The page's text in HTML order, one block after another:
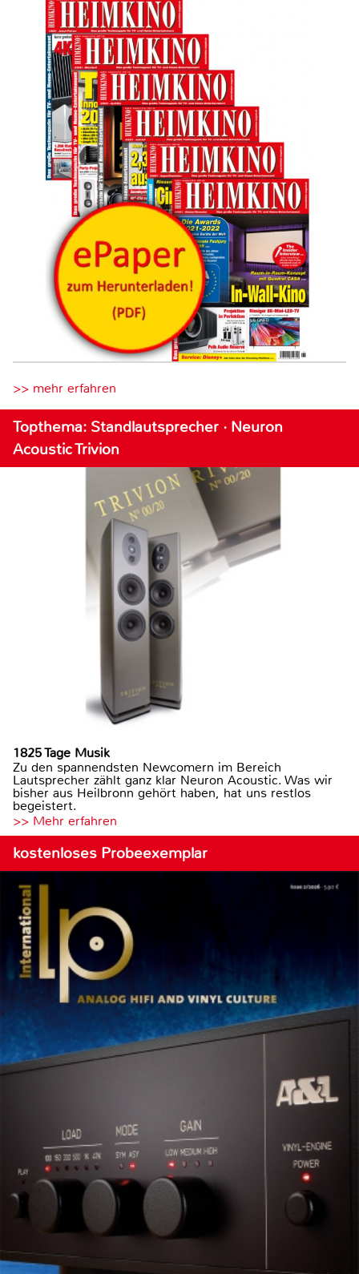
>> mehr erfahren
Topthema: Standlautsprecher · Neuron
Acoustic Trivion
1825 Tage Musik
Zu den spannendsten Newcomern im Bereich
Lautsprecher zählt ganz klar Neuron Acoustic. Was wir
bisher aus Heilbronn gehört haben, hat uns restlos
begeistert.
>> Mehr erfahren
kostenloses Probeexemplar